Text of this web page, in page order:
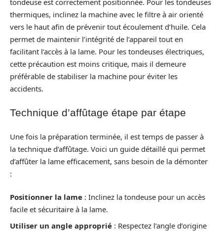
thermiques, inclinez la machine avec le filtre à air orienté
vers le haut afin de prévenir tout écoulement d’huile. Cela
permet de maintenir l’intégrité de l’appareil tout en
facilitant l’accès à la lame. Pour les tondeuses électriques,
cette précaution est moins critique, mais il demeure
préférable de stabiliser la machine pour éviter les
accidents.
Technique d’affûtage étape par étape
Une fois la préparation terminée, il est temps de passer à
la technique d’affûtage. Voici un guide détaillé qui permet
d’affûter la lame efficacement, sans besoin de la démonter
:
Positionner la lame : Inclinez la tondeuse pour un accès
facile et sécuritaire à la lame.
Utiliser un angle approprié : Respectez l’angle d’origine